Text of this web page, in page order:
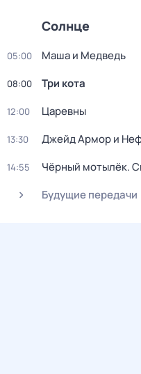
Солнце
05:00 Маша и Медведь
08:00 Три кота
12:00 Царевны
13:30 Джейд Армор и
14:55
Чёрный мотылёк.
Будущие передачи